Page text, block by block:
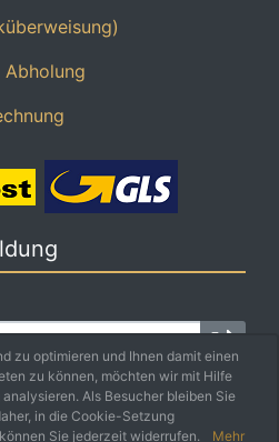
Abholung
hier oder in Ihrem Kundenkonto
zu optimieren und Ihnen damit einen
zu können, möchten wir mit Hilfe
Als Besucher bleiben Sie
in die Cookie-Setzung
Sie jederzeit widerrufen.
Mehr